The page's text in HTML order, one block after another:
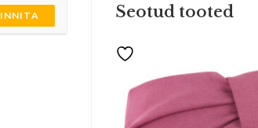
Seotud tooted